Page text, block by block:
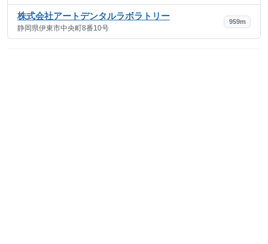
株式会社アートデンタルラボラトリー
静岡県伊東市中央町8番10号
959m